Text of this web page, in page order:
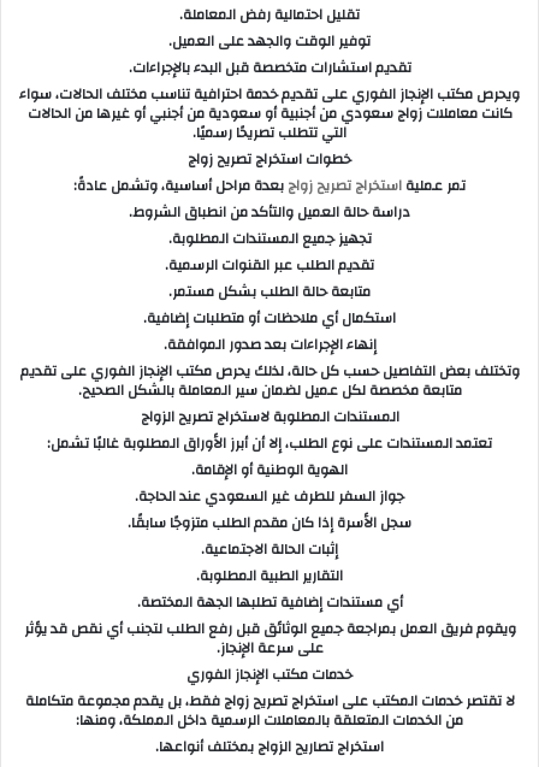
تقليل احتمالية رفض المعاملة.
توفير الوقت والجهد على العميل.
تقديم استشارات متخصصة قبل البدء بالإجراءات.
ويحرص مكتب الإنجاز الفوري على تقديم خدمة احترافية تناسب مختلف الحالات، سواء
كانت معاملات زواج سعودي من أجنبية أو سعودية من أجنبي أو غيرها من الحالات
التي تتطلب تصريحًا رسميًا.
خطوات استخراج تصريح زواج
تمر عمليةاستخراج تصريح زواجبعدة مراحل أساسية، وتشمل عادةً:
دراسة حالة العميل والتأكد من انطباق الشروط.
تجهيز جميع المستندات المطلوبة.
تقديم الطلب عبر القنوات الرسمية.
متابعة حالة الطلب بشكل مستمر.
استكمال أي ملاحظات أو متطلبات إضافية.
إنهاء الإجراءات بعد صدور الموافقة.
وتختلف بعض التفاصيل حسب كل حالة، لذلك يحرص مكتب الإنجاز الفوري على تقديم
متابعة مخصصة لكل عميل لضمان سير المعاملة بالشكل الصحيح.
المستندات المطلوبة لاستخراج تصريح الزواج
تعتمد المستندات على نوع الطلب، إلا أن أبرز الأوراق المطلوبة غالبًا تشمل:
الهوية الوطنية أو الإقامة.
جواز السفر للطرف غير السعودي عند الحاجة.
سجل الأسرة إذا كان مقدم الطلب متزوجًا سابقًا.
إثبات الحالة الاجتماعية.
التقارير الطبية المطلوبة.
أي مستندات إضافية تطلبها الجهة المختصة.
ويقوم فريق العمل بمراجعة جميع الوثائق قبل رفع الطلب لتجنب أي نقص قد يؤثر
على سرعة الإنجاز.
خدمات مكتب الإنجاز الفوري
لا تقتصر خدمات المكتب على استخراج تصريح زواج فقط، بل يقدم مجموعة متكاملة
من الخدمات المتعلقة بالمعاملات الرسمية داخل المملكة، ومنها:
استخراج تصاريح الزواج بمختلف أنواعها.